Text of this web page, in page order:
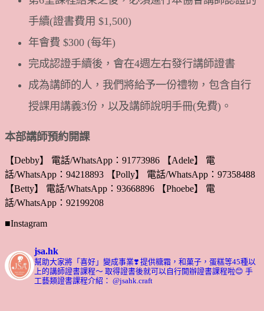
手續(證書費用 $1,500)
年會費 $300 (每年)
完成認證手續後，會在4週左右發行講師證書
成為講師的人，我們將給予一份禮物，包含自行
授課用講義3份，以及講師說明手冊(免費)。
本部講師預約開課
【Debby】 電話/WhatsApp：91773986 【Adele】 電
話/WhatsApp：94218893 【Polly】 電話/WhatsApp：97358488
【Betty】 電話/WhatsApp：93668896 【Phoebe】 電
話/WhatsApp：92199208
■Instagram
jsa.hk
幫助大家將「喜好」變成事業❣️ 提供糖霜，和菓子，蛋糕等45種以
上的講師證書課程～ 取得證書後就可以自行開辦證書課程啦😊 手
工藝類證書課程介紹： @jsahk.craft